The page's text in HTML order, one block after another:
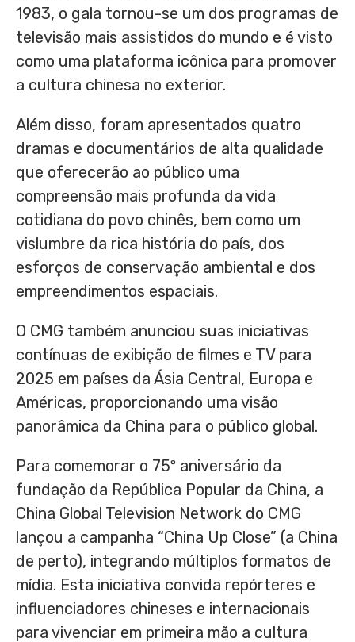
1983, o gala tornou-se um dos programas de
televisão mais assistidos do mundo e é visto
como uma plataforma icônica para promover
a cultura chinesa no exterior.
Além disso, foram apresentados quatro
dramas e documentários de alta qualidade
que oferecerão ao público uma
compreensão mais profunda da vida
cotidiana do povo chinês, bem como um
vislumbre da rica história do país, dos
esforços de conservação ambiental e dos
empreendimentos espaciais.
O CMG também anunciou suas iniciativas
contínuas de exibição de filmes e TV para
2025 em países da Ásia Central, Europa e
Américas, proporcionando uma visão
panorâmica da China para o público global.
Para comemorar o 75º aniversário da
fundação da República Popular da China, a
China Global Television Network do CMG
lançou a campanha “China Up Close” (a China
de perto), integrando múltiplos formatos de
mídia. Esta iniciativa convida repórteres e
influenciadores chineses e internacionais
para vivenciar em primeira mão a cultura